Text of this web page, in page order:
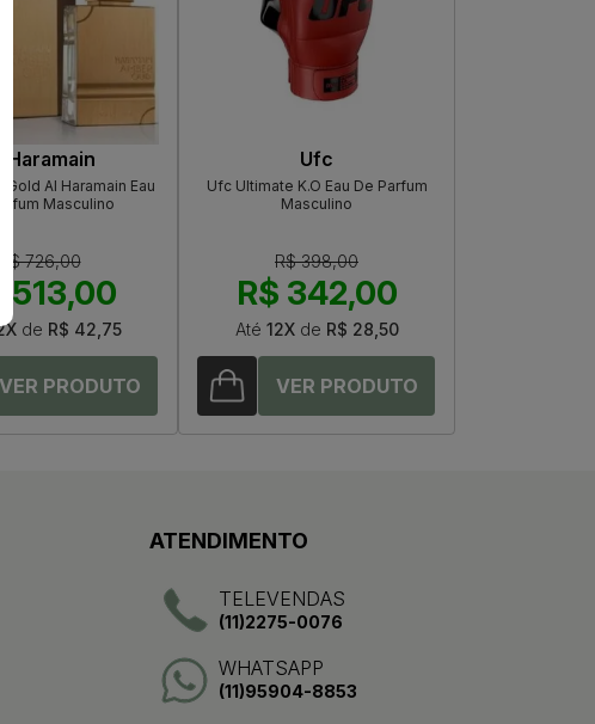
Haramain
Gold Al Haramain Eau
Masculino
R$ 726,00
513,00
de R$ 42,75
Ufc
Ufc Ultimate K.O Eau De Parfum
Masculino
R$ 398,00
R$ 342,00
Até 12Xde R$ 28,50
ATENDIMENTO
TELEVENDAS
(11)2275-0076
WHATSAPP
(11)95904-8853